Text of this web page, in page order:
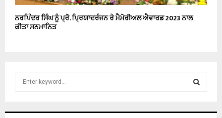
ਨਰਪਿੰਦਰ ਸਿੰਘ ਨੂੰ ਪ੍ਰੋ. ਪ੍ਰਿਯਾਦਰੰਜਨ ਰੇ ਮੈਮੋਰੀਅਲ ਐਵਾਰਡ 2023 ਨਾਲ
ਕੀਤਾ ਸਨਮਾਨਿਤ